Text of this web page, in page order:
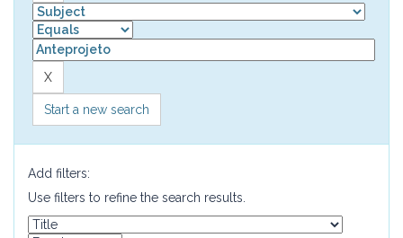
Start a new search
Add filters:
Use filters to refine the search results.